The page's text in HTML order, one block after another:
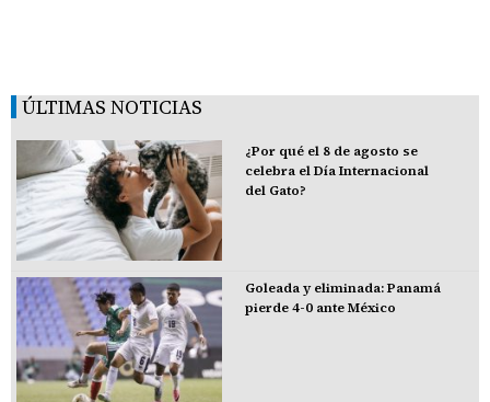
ÚLTIMAS NOTICIAS
¿Por qué el 8 de agosto se
celebra el Día Internacional
del Gato?
Goleada y eliminada: Panamá
pierde 4-0 ante México